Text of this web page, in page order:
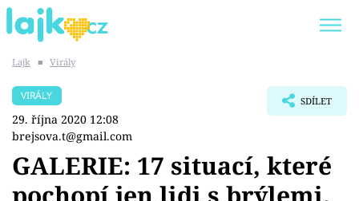
SHOPAHOLICADEL
Lajk ■ Virály
VIRÁLY
29. října 2020 12:08
brejsova.t@gmail.com
SDÍLET
GALERIE: 17 situací, které